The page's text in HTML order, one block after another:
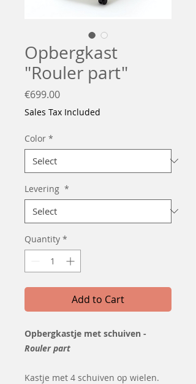
Opbergkast
"Rouler part"
€699.00Price
Sales Tax Included
Color *
Levering *
Quantity *
Add to Cart
Opbergkastje met schuiven -
Rouler part
Kastje met 4 schuiven op wielen.